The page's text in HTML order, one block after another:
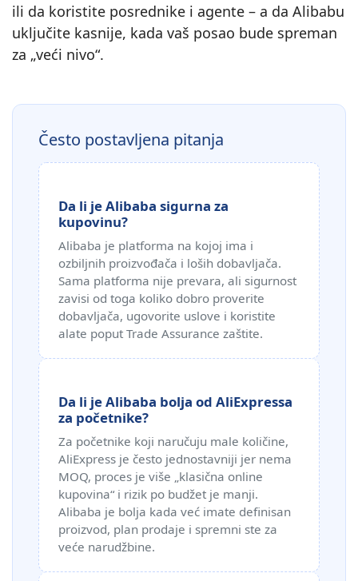
ili da koristite posrednike i agente – a da Alibabu
uključite kasnije, kada vaš posao bude spreman
za „veći nivo“.
Često postavljena pitanja
Da li je Alibaba sigurna za
kupovinu?
Alibaba je platforma na kojoj ima i
ozbiljnih proizvođača i loših dobavljača.
Sama platforma nije prevara, ali sigurnost
zavisi od toga koliko dobro proverite
dobavljača, ugovorite uslove i koristite
alate poput Trade Assurance zaštite.
Da li je Alibaba bolja od AliExpressa
za početnike?
Za početnike koji naručuju male količine,
AliExpress je često jednostavniji jer nema
MOQ, proces je više „klasična online
kupovina“ i rizik po budžet je manji.
Alibaba je bolja kada već imate definisan
proizvod, plan prodaje i spremni ste za
veće narudžbine.